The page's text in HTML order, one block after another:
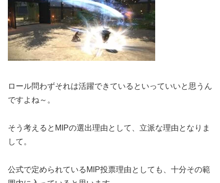
ロール問わずそれは活躍できているといっていいと思うん
ですよね～。
そう考えるとMIPの選出理由として、立派な理由となりま
して。
公式で定められているMIP投票理由としても、十分その範